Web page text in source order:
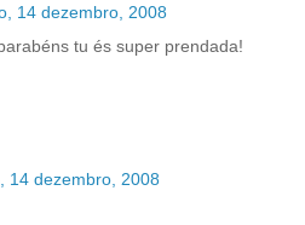
14 dezembro, 2008
tu és super prendada!
14 dezembro, 2008